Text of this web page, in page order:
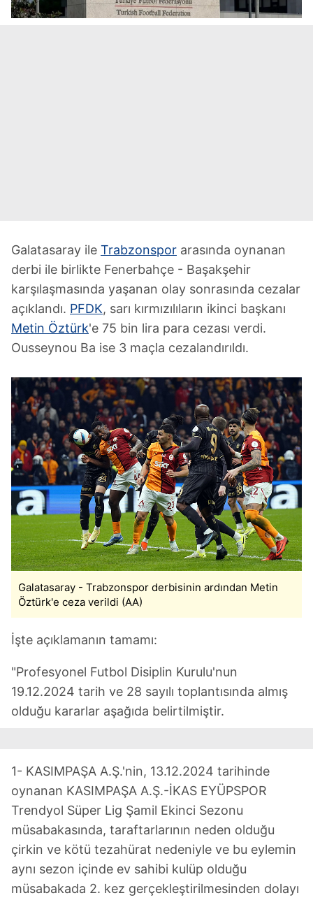
Galatasaray ile Trabzonspor arasında oynanan
derbi ile birlikte Fenerbahçe - Başakşehir
karşılaşmasında yaşanan olay sonrasında cezalar
açıklandı. PFDK, sarı kırmızılıların ikinci başkanı
Metin Öztürk'e 75 bin lira para cezası verdi.
Ousseynou Ba ise 3 maçla cezalandırıldı.
Galatasaray - Trabzonspor derbisinin ardından Metin
Öztürk'e ceza verildi (AA)
İşte açıklamanın tamamı:
"Profesyonel Futbol Disiplin Kurulu'nun
19.12.2024 tarih ve 28 sayılı toplantısında almış
olduğu kararlar aşağıda belirtilmiştir.
1- KASIMPAŞA A.Ş.'nin, 13.12.2024 tarihinde
oynanan KASIMPAŞA A.Ş.-İKAS EYÜPSPOR
Trendyol Süper Lig Şamil Ekinci Sezonu
müsabakasında, taraftarlarının neden olduğu
çirkin ve kötü tezahürat nedeniyle ve bu eylemin
aynı sezon içinde ev sahibi kulüp olduğu
müsabakada 2. kez gerçekleştirilmesinden dolayı